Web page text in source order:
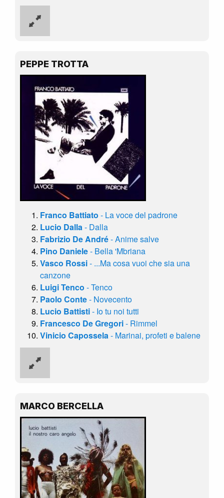
PEPPE TROTTA
Franco Battiato - La voce del padrone
Lucio Dalla- Dalla
Fabrizio De André- Anime salve
Pino Daniele- Bella 'Mbriana
Vasco Rossi- ...Ma cosa vuoi che sia una
canzone
Luigi Tenco - Tenco
Paolo Conte- Novecento
Lucio Battisti- Io tu noi tutti
Francesco De Gregori- Rimmel
Vinicio Capossela- Marinai, profeti e balene
MARCO BERCELLA